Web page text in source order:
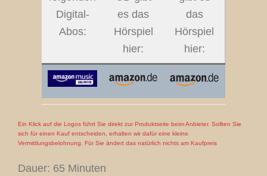
Digital-
Abos:
es das
Hörspiel
hier:
das
Hörspiel
hier:
Ein Klick auf die Logos führt Sie direkt zur Produktseite beim Anbieter. Sollten Sie
sich für einen Kauf entscheiden, erhalten wir dafür eine kleine
Vermittlungsbelohnung. Für Sie ändert das natürlich nichts am Kaufpreis
Dauer: 65 Minuten